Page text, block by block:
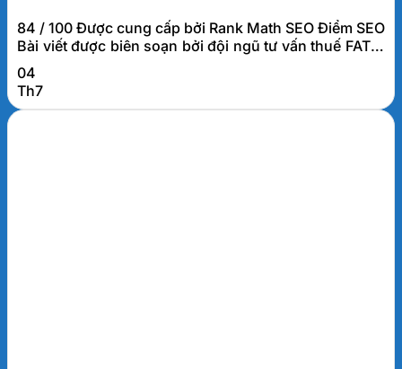
84 / 100 Được cung cấp bởi Rank Math SEO Điểm SEO
Bài viết được biên soạn bởi đội ngũ tư vấn thuế FATO.
Các trường hợp không phải kê khai, tính nộp thuế
GTGT là gì? Các trường hợp không phải kê khai, tính
nộp thuế GTGT là những giao dịch tuy phát sinh trong
hoạt...
04
Th7